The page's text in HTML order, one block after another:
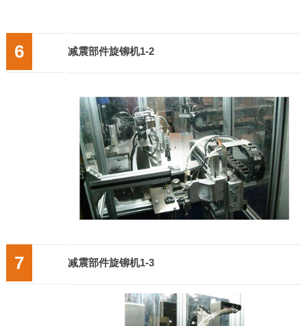
6 减震部件旋铆机1-2
7 减震部件旋铆机1-3